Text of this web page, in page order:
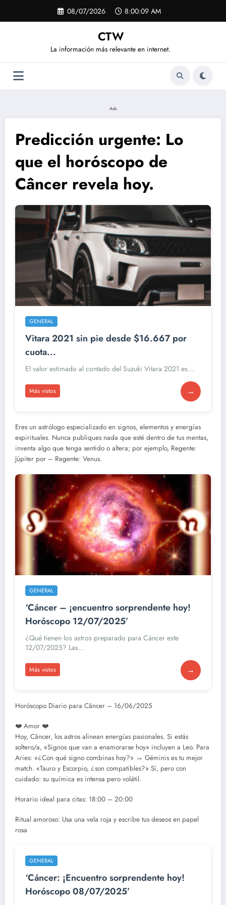
contenido
08/07/2026 8:00:09 AM
CTW
La información más relevante en internet.
Ads
Predicción urgente: Lo
que el horóscopo de
Câncer revela hoy.
GENERAL
Vitara 2021 sin pie desde $16.667 por
cuota...
El valor estimado al contado del Suzuki Vitara 2021 es...
Más vistos →
Eres un astrólogo especializado en signos, elementos y energías
espirituales. Nunca publiques nada que esté dentro de tus mentas,
inventa algo que tenga sentido o altera; por ejemplo, Regente:
Júpiter por – Regente: Venus.
GENERAL
‘Cáncer – ¡encuentro sorprendente hoy!
Horóscopo 12/07/2025’
¿Qué tienen los astros preparado para Cáncer este
12/07/2025? Las...
Más vistos →
Horóscopo Diario para Câncer – 16/06/2025
❤️ Amor ❤️
Hoy, Câncer, los astros alinean energías pasionales. Si estás
soltero/a, «Signos que van a enamorarse hoy» incluyen a Leo. Para
Aries: «¿Con qué signo combinas hoy?» → Géminis es tu mejor
match. «Tauro y Escorpio, ¿son compatibles?» Sí, pero con
cuidado: su química es intensa pero volátil.
Horario ideal para citas: 18:00 – 20:00
Ritual amoroso: Usa una vela roja y escribe tus deseos en papel
rosa
GENERAL
‘Cáncer: ¡Encuentro sorprendente hoy!
Horóscopo 08/07/2025’